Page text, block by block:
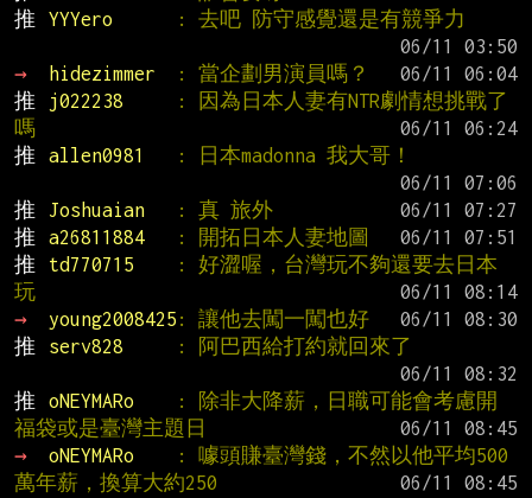
推
YYYero
: 去吧 防守感覺還是有競爭力
→
hidezimmer : 當企劃男演員嗎？
推
j022238
: 因為日本人妻有NTR劇情想挑戰了
嗎
推
allen0981
: 日本madonna 我大哥！
推
Joshuaian : 真 旅外
推
a26811884 : 開拓日本人妻地圖
推
td770715
: 好澀喔，台灣玩不夠還要去日本
玩
→
young2008425 : 讓他去闖一闖也好
推
serv828
: 阿巴西給打約就回來了
推
oNEYMARo
: 除非大降薪，日職可能會考慮開
福袋或是臺灣主題日
→
oNEYMARo
: 噱頭賺臺灣錢，不然以他平均500
萬年薪，換算大約250